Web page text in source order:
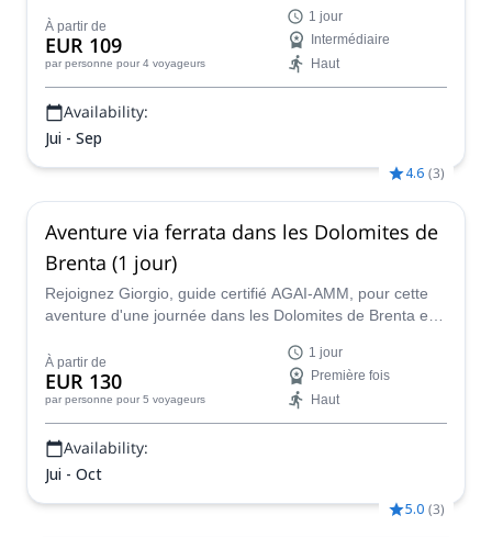
populaires près de Madonna di Campiglio.
À partir de
EUR 109
par personne pour 4 voyageurs
1 jour
Intermédiaire
Haut
Availability:
Jui - Sep
4.6 (3)
Aventure via ferrata dans les Dolomites de
Brenta (1 jour)
Rejoignez Giorgio, guide certifié AGAI-AMM, pour cette
aventure d'une journée dans les Dolomites de Brenta et
d'Italie !
À partir de
EUR 130
par personne pour 5 voyageurs
1 jour
Première fois
Haut
Availability:
Jui - Oct
5.0 (3)